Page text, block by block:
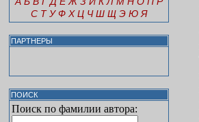
С Т У Ф Х Ц Ч Ш Щ Э Ю Я
ПАРТНЕРЫ
ПОИСК
Поиск по фамилии автора: